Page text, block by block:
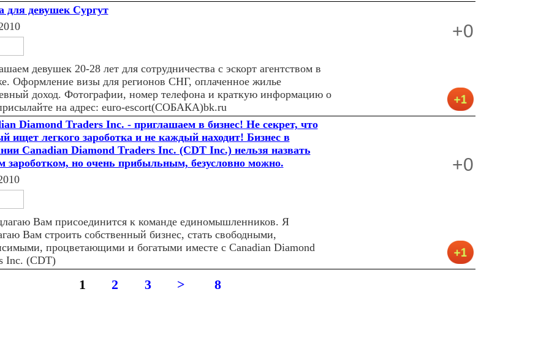
для девушек Сургут
+0
девушек 20-28 лет для сотрудничества с эскорт агентством в
Оформление визы для регионов СНГ, оплаченное жилье
доход. Фотографии, номер телефона и краткую информацию о
на адрес: euro-escort(СОБАКА)bk.ru
Diamond Traders Inc. - приглашаем в бизнес! Не секрет, что
ищет легкого зароботка и не каждый находит! Бизнес в
Canadian Diamond Traders Inc. (CDT Inc.) нельзя назвать
зароботком, но очень прибыльным, безусловно можно.
+0
Вам присоединится к команде единомышленников. Я
Вам строить собственный бизнес, стать свободными,
процветающими и богатыми иместе с Canadian Diamond
Inc. (CDT)
1 2 3 > 8